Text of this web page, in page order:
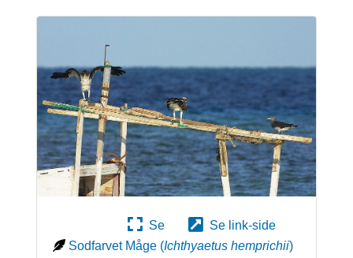
Se
Se link-side
Sodfarvet Måge (Ichthyaetus hemprichii)